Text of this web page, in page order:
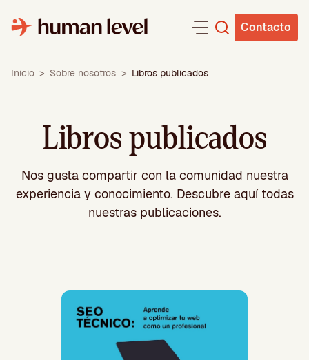
contenido
Contacto
Inicio > Sobre nosotros > Libros publicados
Libros publicados
Nos gusta compartir con la comunidad nuestra
experiencia y conocimiento. Descubre aquí todas
nuestras publicaciones.